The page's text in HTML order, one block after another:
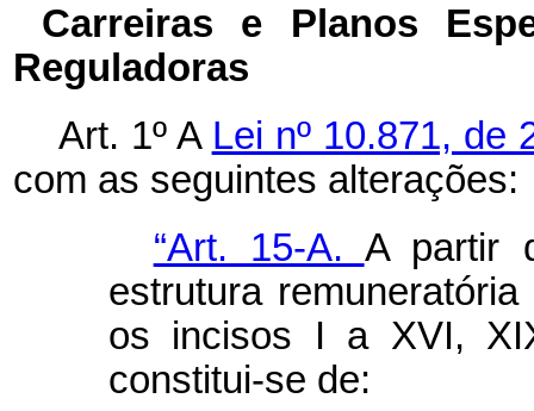
Carreiras e Planos
Reguladoras
Art. 1º A Lei nº 10.871, de
com as seguintes alterações:
“Art. 15-A. A partir
estrutura
os incisos I a XVI,
constitui-se de: